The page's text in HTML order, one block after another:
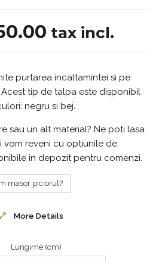
tax incl.
purtarea incaltamintei si pe
tip de talpa este disponibil
negru si bej.
sau un alt material? Ne poti lasa
vom reveni cu optiunile de
in depozit pentru comenzi.
masor piciorul?
More Details
Lungime (cm)